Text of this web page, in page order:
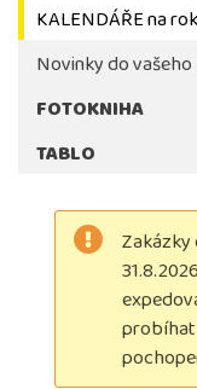
KALENDÁŘE na
Novinky do
FOTOKNIHA
TABLO